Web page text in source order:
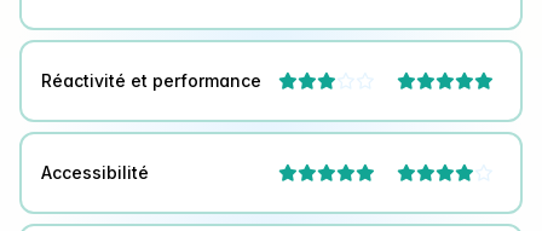
Réactivité et performance  
Accessibilité  